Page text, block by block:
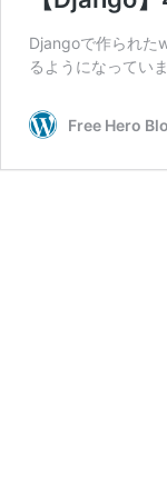
Djangoで作られた
るようになってい
Free Hero